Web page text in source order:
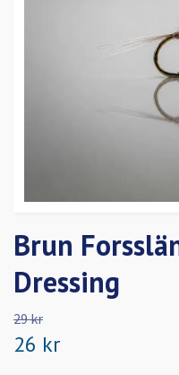
Brun
Dressing
29 kr
26 kr